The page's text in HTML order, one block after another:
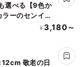
選べる【9色か
ーのセンイル
～2名様向け
¥ 3,180～